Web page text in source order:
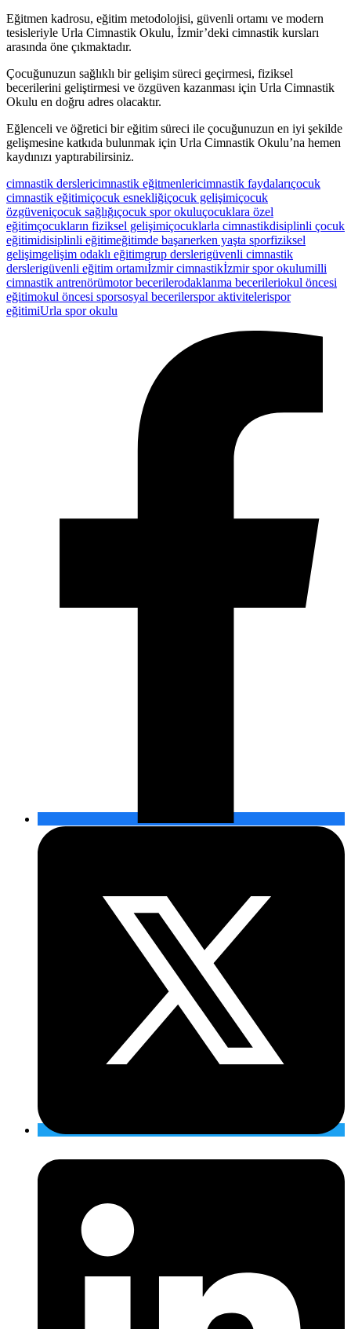
Eğitmen kadrosu, eğitim metodolojisi, güvenli ortamı ve modern
tesisleriyle Urla Cimnastik Okulu, İzmir’deki cimnastik kursları
arasında öne çıkmaktadır.
Çocuğunuzun sağlıklı bir gelişim süreci geçirmesi, fiziksel
becerilerini geliştirmesi ve özgüven kazanması için Urla Cimnastik
Okulu en doğru adres olacaktır.
Eğlenceli ve öğretici bir eğitim süreci ile çocuğunuzun en iyi şekilde
gelişmesine katkıda bulunmak için Urla Cimnastik Okulu’na hemen
kaydınızı yaptırabilirsiniz.
Etiketler:
cimnastik derslericimnastik eğitmenlericimnastik faydalarıçocuk
cimnastik eğitimiçocuk esnekliğiçocuk gelişimiçocuk
özgüveniçocuk sağlığıçocuk spor okuluçocuklara özel
eğitimçocukların fiziksel gelişimiçocuklarla cimnastikdisiplinli çocuk
eğitimidisiplinli eğitimeğitimde başarıerken yaşta sporfiziksel
gelişimgelişim odaklı eğitimgrup derslerigüvenli cimnastik
derslerigüvenli eğitim ortamıİzmir cimnastikİzmir spor okulumilli
cimnastik antrenörümotor becerilerodaklanma becerileriokul öncesi
eğitimokul öncesi sporsosyal becerilerspor aktivitelerispor
eğitimiUrla spor okulu